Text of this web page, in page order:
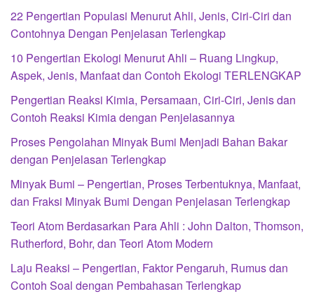
22 Pengertian Populasi Menurut Ahli, Jenis, Ciri-Ciri dan
Contohnya Dengan Penjelasan Terlengkap
10 Pengertian Ekologi Menurut Ahli – Ruang Lingkup,
Aspek, Jenis, Manfaat dan Contoh Ekologi TERLENGKAP
Pengertian Reaksi Kimia, Persamaan, Ciri-Ciri, Jenis dan
Contoh Reaksi Kimia dengan Penjelasannya
Proses Pengolahan Minyak Bumi Menjadi Bahan Bakar
dengan Penjelasan Terlengkap
Minyak Bumi – Pengertian, Proses Terbentuknya, Manfaat,
dan Fraksi Minyak Bumi Dengan Penjelasan Terlengkap
Teori Atom Berdasarkan Para Ahli : John Dalton, Thomson,
Rutherford, Bohr, dan Teori Atom Modern
Laju Reaksi – Pengertian, Faktor Pengaruh, Rumus dan
Contoh Soal dengan Pembahasan Terlengkap